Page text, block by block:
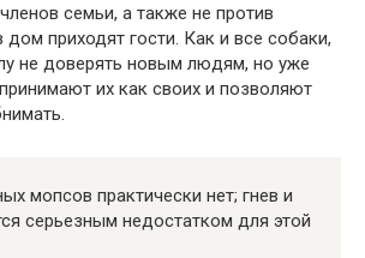
семьи, а также не против
дом приходят гости. Как и все собаки,
не доверять новым людям, но уже
их как своих и позволяют
мопсов практически нет; гнев и
серьезным недостатком для этой